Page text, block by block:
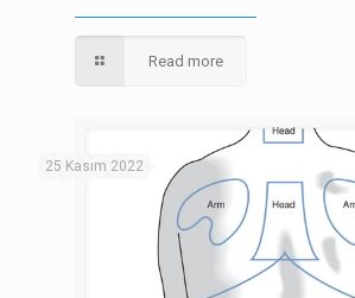
Read more
25 Kasım 2022